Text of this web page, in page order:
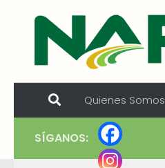
Skip to content
Quienes Somos
SÍGANOS: